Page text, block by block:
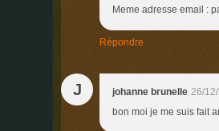
Meme adresse email :
Répondre
J johanne brunelle 26/
bon moi je me suis fait